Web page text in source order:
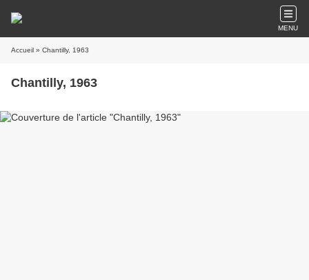
MENU
Accueil » Chantilly, 1963
Chantilly, 1963